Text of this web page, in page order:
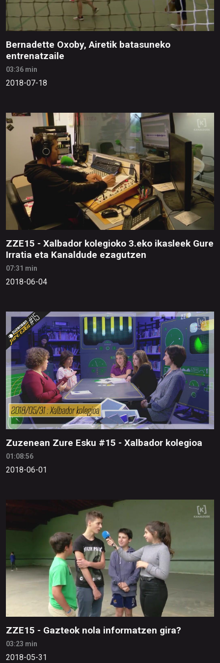
Bernadette Oxoby, Airetik batasuneko
entrenatzaile
03:36 min
2018-07-18
ZZE15 - Xalbador kolegioko 3.eko ikasleek Gure
Irratia eta Kanaldude ezagutzen
07:31 min
2018-06-04
Zuzenean Zure Esku #15 - Xalbador kolegioa
01:08:56
2018-06-01
ZZE15 - Gazteok nola informatzen gira?
03:23 min
2018-05-31